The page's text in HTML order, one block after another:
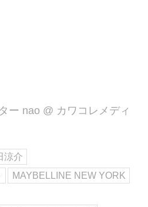
ー nao @ カワコレメディ
涼介
MAYBELLINE NEW YORK